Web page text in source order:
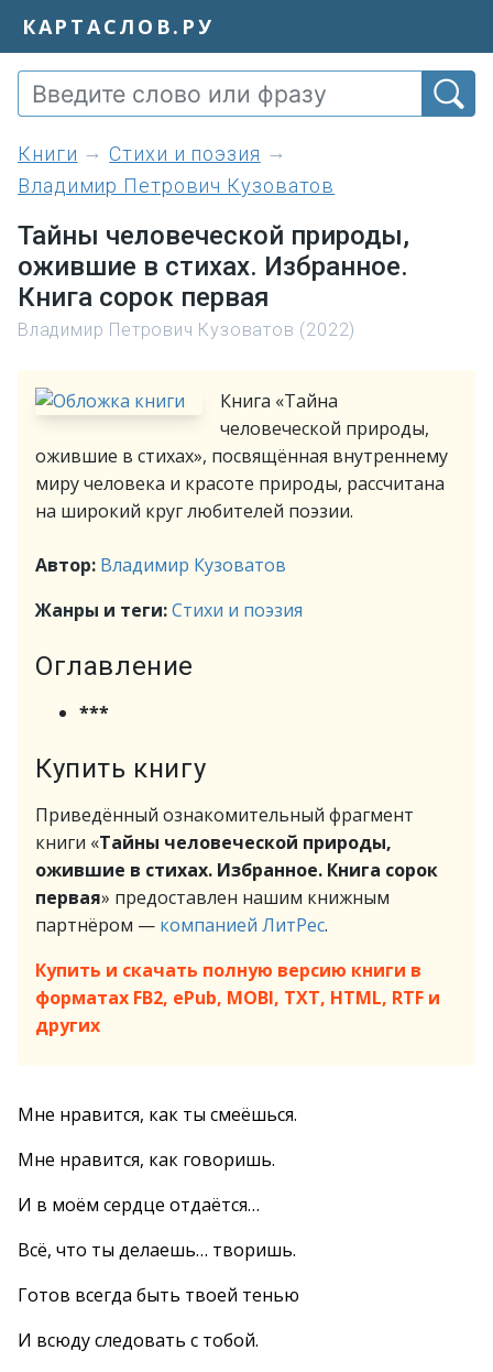
КАРТАСЛОВ.РУ
книги
Стихи и поэзия
Владимир Петрович Кузоватов
Тайны человеческой природы,
ожившие в стихах. Избранное.
Книга сорок первая
Владимир Петрович Кузоватов (2022)
Книга «Тайна
человеческой природы,
ожившие в стихах», посвящённая внутреннему
миру человека и красоте природы, рассчитана
на широкий круг любителей поэзии.
Автор: Владимир Кузоватов
Жанры и теги:Стихи и поэзия
Оглавление
***
Купить книгу
Приведённый ознакомительный фрагмент
книги «Тайны человеческой природы,
ожившие в стихах. Избранное. Книга сорок
первая» предоставлен нашим книжным
партнёром — компанией ЛитРес.
Купить и скачать полную версию книги в
форматах FB2, ePub, MOBI, TXT, HTML, RTF и
других
Мне нравится, как ты смеёшься.
Мне нравится, как говоришь.
И в моём сердце отдаётся…
Всё, что ты делаешь… творишь.
Готов всегда быть твоей тенью
И всюду следовать с тобой.